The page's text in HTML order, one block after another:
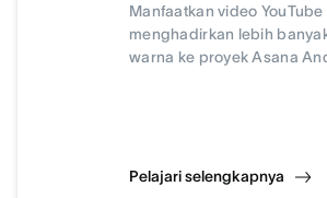
Manfaatkan video YouTube
menghadirkan lebih
warna ke proyek Asana
Pelajari selengkapnya